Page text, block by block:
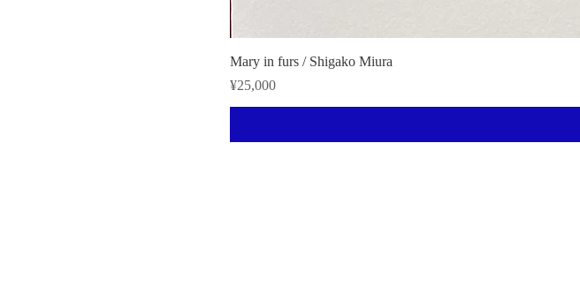
Mary in furs / Shigako Miura
Price
¥25,000